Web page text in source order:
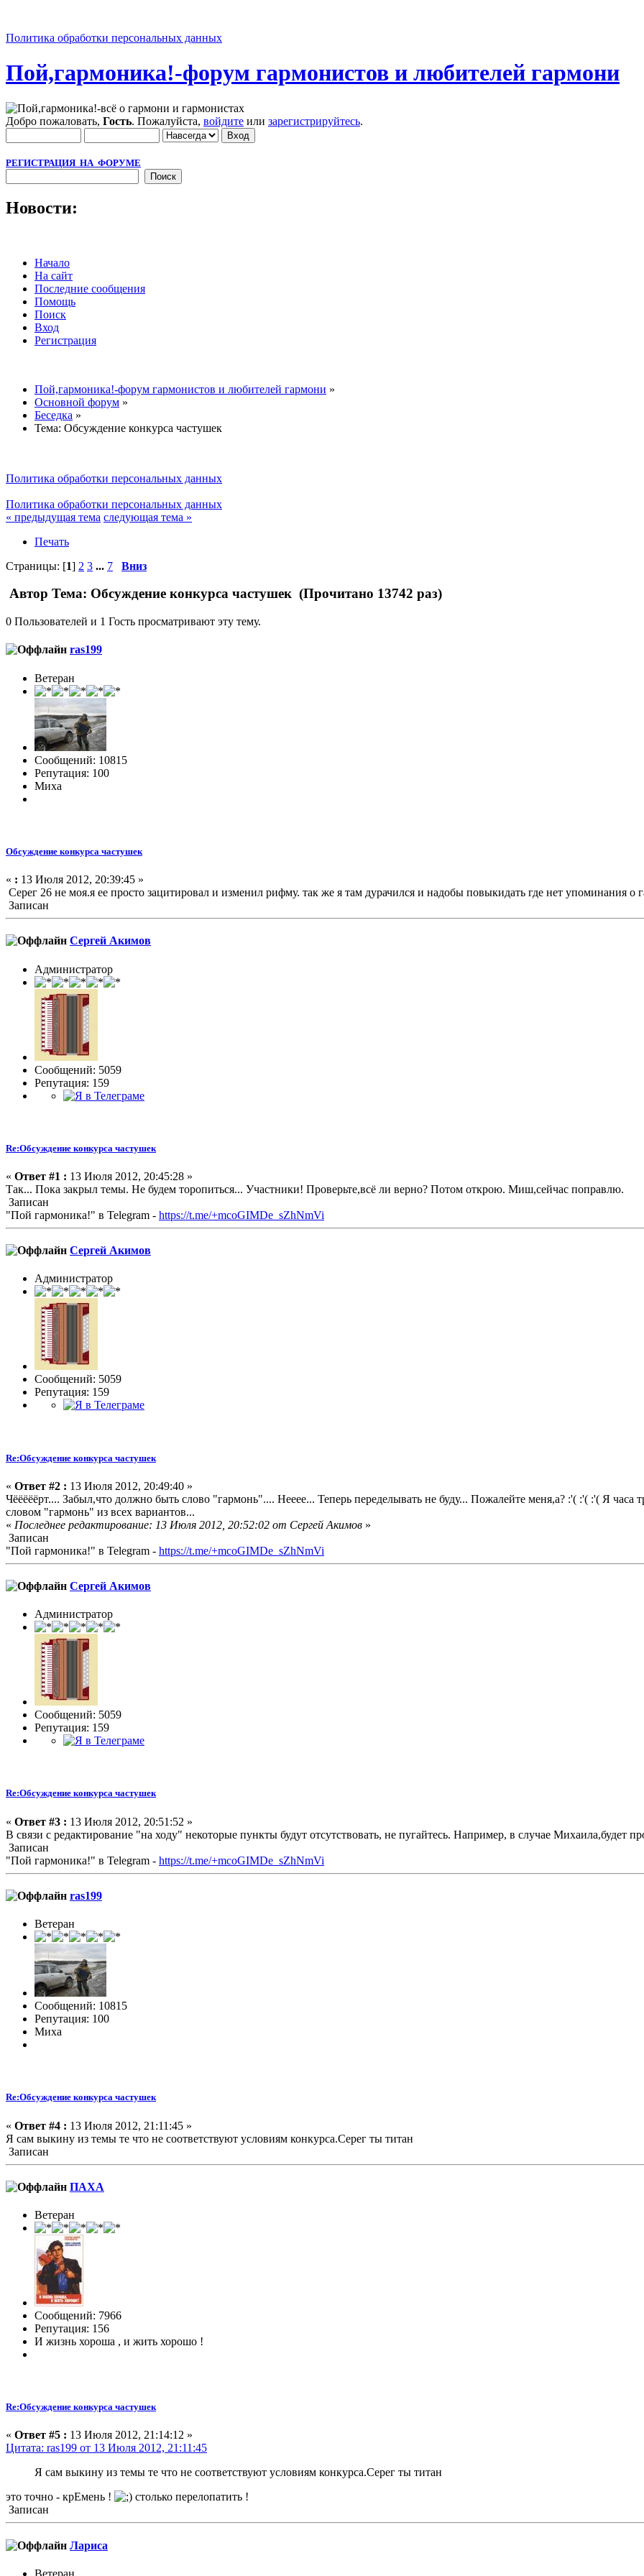
Политика обработки персональных данных
Пой,гармоника!-форум гармонистов и любителей гармони
Добро пожаловать, Гость. Пожалуйста, войдите или зарегистрируйтесь.
РЕГИСТРАЦИЯ НА ФОРУМЕ
Новости:
Начало
На сайт
Последние сообщения
Помощь
Поиск
Вход
Регистрация
Пой,гармоника!-форум гармонистов и любителей гармони »
Основной форум »
Беседка »
Тема: Обсуждение конкурса частушек
Политика обработки персональных данных
Политика обработки персональных данных
« предыдущая тема следующая тема »
Печать
Страницы: [1] 2 3 ... 7 Вниз
Автор Тема: Обсуждение конкурса частушек (Прочитано 13742 раз)
0 Пользователей и 1 Гость просматривают эту тему.
ras199
Ветеран
Сообщений: 10815
Репутация: 100
Миха
Обсуждение конкурса частушек
« : 13 Июля 2012, 20:39:45 »
Серег 26 не моя.я ее просто зацитировал и изменил рифму. так же я там дурачился и надобы повыкидать где нет упоминания о
Записан
Сергей Акимов
Администратор
Сообщений: 5059
Репутация: 159
Re:Обсуждение конкурса частушек
« Ответ #1 : 13 Июля 2012, 20:45:28 »
Так... Пока закрыл темы. Не будем торопиться... Участники! Проверьте,всё ли верно? Потом открою. Миш,сейчас поправлю.
Записан
"Пой гармоника!" в Telegram - https://t.me/+mcoGIMDe_sZhNmVi
Сергей Акимов
Администратор
Сообщений: 5059
Репутация: 159
Re:Обсуждение конкурса частушек
« Ответ #2 : 13 Июля 2012, 20:49:40 »
Чёёёёёрт.... Забыл,что должно быть слово "гармонь".... Нееее... Теперь переделывать не буду... Пожалейте меня,а? :'( :'( :'( Я часа
словом "гармонь" из всех вариантов...
« Последнее редактирование: 13 Июля 2012, 20:52:02 от Сергей Акимов »
Записан
"Пой гармоника!" в Telegram - https://t.me/+mcoGIMDe_sZhNmVi
Сергей Акимов
Администратор
Сообщений: 5059
Репутация: 159
Re:Обсуждение конкурса частушек
« Ответ #3 : 13 Июля 2012, 20:51:52 »
В связи с редактирование "на ходу" некоторые пункты будут отсутствовать, не пугайтесь. Например, в случае Михаила,будет
Записан
"Пой гармоника!" в Telegram - https://t.me/+mcoGIMDe_sZhNmVi
ras199
Ветеран
Сообщений: 10815
Репутация: 100
Миха
Re:Обсуждение конкурса частушек
« Ответ #4 : 13 Июля 2012, 21:11:45 »
Я сам выкину из темы те что не соответствуют условиям конкурса.Серег ты титан
Записан
ПАХА
Ветеран
Сообщений: 7966
Репутация: 156
И жизнь хороша , и жить хорошо !
Re:Обсуждение конкурса частушек
« Ответ #5 : 13 Июля 2012, 21:14:12 »
Цитата: ras199 от 13 Июля 2012, 21:11:45
Я сам выкину из темы те что не соответствуют условиям конкурса.Серег ты титан
это точно - крЕмень !
столько перелопатить !
Записан
Лариса
Ветеран